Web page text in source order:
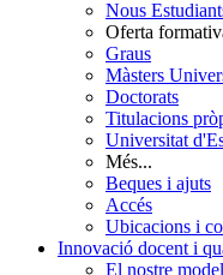
Nous
Oferta
Graus
Màsters
Doctorats
Titulacions
Universitat
Més...
Beques i ajuts
Accés
Ubicacions i
Innovació docent i
El nostre